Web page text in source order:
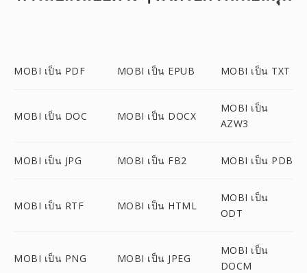
MOBI เป็น PDF MOBI เป็น EPUB MOBI เป็น TXT
MOBI เป็น DOC MOBI เป็น DOCX
MOBI เป็น
AZW3
MOBI เป็น JPG MOBI เป็น FB2 MOBI เป็น PDB
MOBI เป็น RTF MOBI เป็น HTML
MOBI เป็น
ODT
MOBI เป็น PNG MOBI เป็น JPEG
MOBI เป็น
DOCM